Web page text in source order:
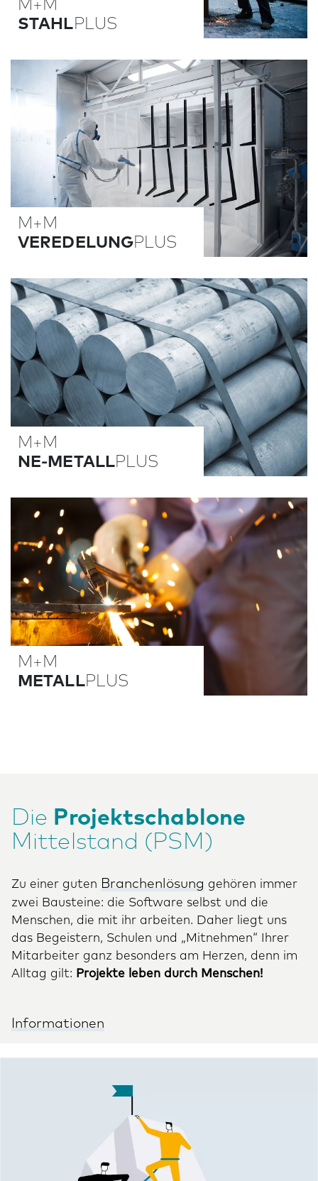
STAHLPLUS
M+M
VEREDELUNGPLUS
M+M
NE-METALLPLUS
M+M
METALLPLUS
Die Projektschablone
Mittelstand (PSM)
Zu einer guten Branchenlösung gehören immer
zwei Bausteine: die Software selbst und die
Menschen, die mit ihr arbeiten. Daher liegt uns
das Begeistern, Schulen und „Mitnehmen“ Ihrer
Mitarbeiter ganz besonders am Herzen, denn im
Alltag gilt: Projekte leben durch Menschen!
Informationen